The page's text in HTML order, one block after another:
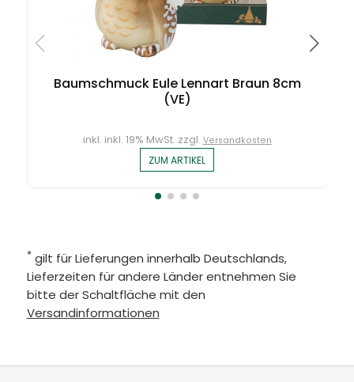
Baumschmuck Eule Lennart Braun 8cm
(VE)
inkl. inkl. 19% MwSt. zzgl. Versandkosten
ZUM ARTIKEL
* gilt für Lieferungen innerhalb Deutschlands,
Lieferzeiten für andere Länder entnehmen Sie
bitte der Schaltfläche mit den
Versandinformationen